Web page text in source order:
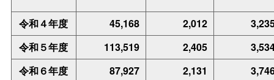
令和４年度 45,168 2,012
令和５年度
113,519 2,405
令和６年度
87,927 2,131